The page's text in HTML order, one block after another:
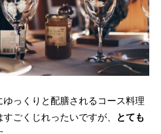
っくりと配膳されるコース料理
ごくじれったいですが、 とても